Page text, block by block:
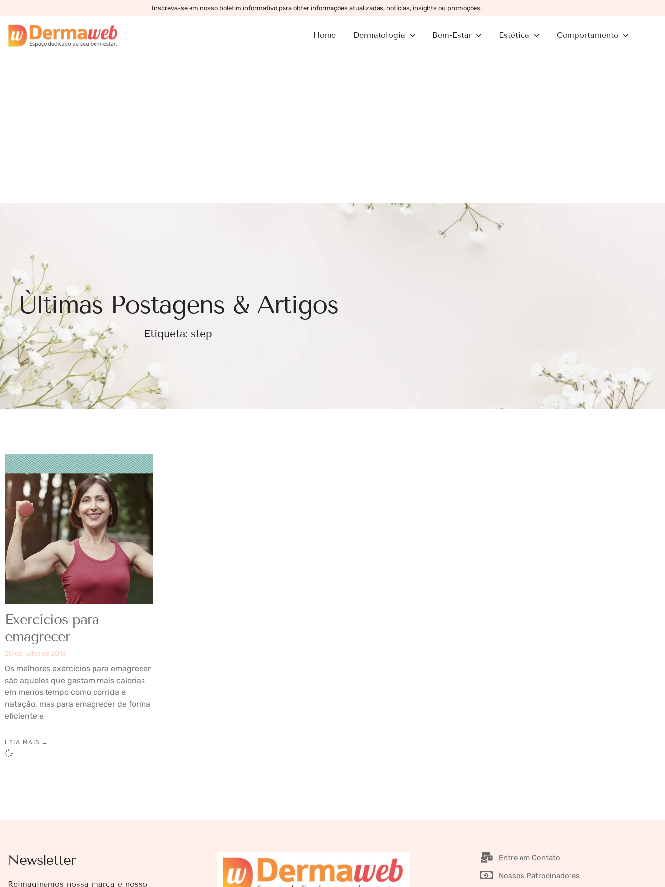
Inscreva-se em nosso boletim informativo para obter informações atualizadas, notícias, insights ou promoções.
Home Dermatologia Bem-Estar Estética Comportamento
Ùltimas Postagens & Artigos
Etiqueta: step
Exercícios para
emagrecer
20 de julho de 2016
Os melhores exercícios para emagrecer
são aqueles que gastam mais calorias
em menos tempo como corrida e
natação, mas para emagrecer de forma
eficiente e
LEIA MAIS →
Newsletter
Reimaginamos nossa marca e nosso
Entre em Contato
Nossos Patrocinadores